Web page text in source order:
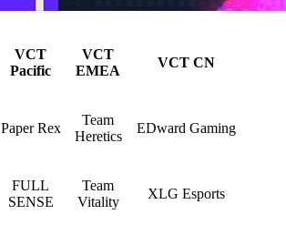
VCT
Pacific
VCT
EMEA
VCT CN
Paper Rex
Team
Heretics
EDward Gaming
FULL
SENSE
Team
Vitality
XLG Esports